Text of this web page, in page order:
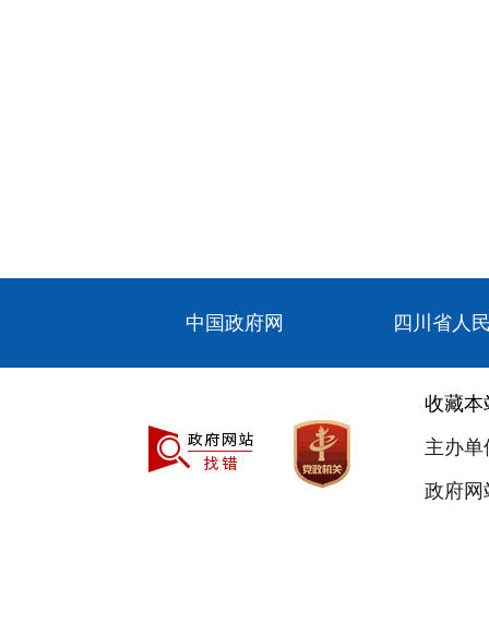
中国政府网 四川省人
收藏本
主办
政府网